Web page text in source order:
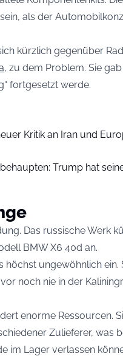
als der
kürzlich gegenüber
, zu dem Problem. Sie
fortgesetzt werde.
Kritik an Iran und
Trump hat
Das russische Werk
BMW X6 40d an.
ungewöhnlich ein.
noch nie in der
enorme Ressourcen.
Zulieferer, was
im Lager verlassen